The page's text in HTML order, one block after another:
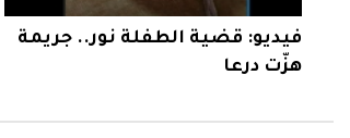
فيديو: قضية الطفلة نور.. جريمة
هزّت درعا